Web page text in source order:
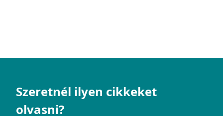
Szeretnél ilyen cikkeket
olvasni?